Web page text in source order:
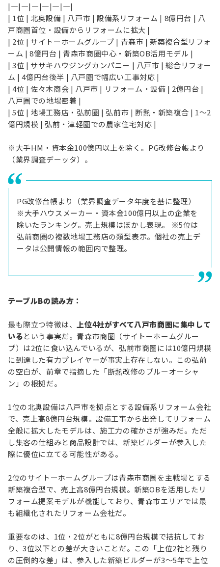
|—|—|—|—|—|—|
| 1位 | 北奥設備 | 八戸市 | 設備系リフォーム | 8億円台 | 八
戸商圏首位・設備からリフォームに拡大 |
| 2位 | サイトーホームグループ | 青森市 | 新築複合型リフォ
ーム | 8億円台 | 青森市商圏中心・新築OB活用モデル |
| 3位 | ササキハウジングカンパニー | 八戸市 | 総合リフォー
ム | 4億円台後半 | 八戸圏で幅広い工事対応 |
| 4位 | 佐々木商会 | 八戸市 | リフォーム・設備 | 2億円台 |
八戸圏での地場密着 |
| 5位 | 地場工務店・弘前圏 | 弘前市 | 断熱・新築複合 | 1〜2
億円規模 | 弘前・津軽圏での農家住宅対応 |
※大手HM・資本金100億円以上を除く。PG改修台帳より
（業界調査デーッタ）。
PG改修台帳より（業界調査データ年度を基に整理）
※大手ハウスメーカー・資本金100億円以上の企業を
除いたランキング。売上規模はぼかし表現。 ※5位は
弘前商圏の複数地場工務店の類型表示。個社の売上デ
ータは公開情報の範囲内で整理。
テーブルBの読み方：
最も際立つ特徴は、 上位4社がすべて八戸市商圏に集中して
いるという事実だ。青森市商圏（サイトーホームグルー
プ）は2位に食い込んでいるが、弘前市商圏には10億円規模
に到達した有力プレイヤーが事実上存在しない。この弘前
の空白が、前章で指摘した「断熱改修のブルーオーシャ
ン」の根拠だ。
1位の北奥設備は八戸市を拠点とする設備系リフォーム会社
で、売上高8億円台規模。設備工事から出発してリフォーム
全般に拡大したモデルは、施工力の確かさが強みだ。ただ
し集客の仕組みと商品設計では、新築ビルダーが参入した
際に優位に立てる可能性がある。
2位のサイトーホームグループは青森市商圏を主戦場とする
新築複合型で、売上高8億円台規模。新築OBを活用したリ
フォーム提案モデルが機能しており、青森市エリアでは最
も組織化されたリフォーム会社だ。
重要なのは、1位・2位がともに8億円台規模で拮抗してお
り、3位以下との差が大きいことだ。この「上位2社と残り
の圧倒的な差」は、参入した新築ビルダーが3〜5年で上位